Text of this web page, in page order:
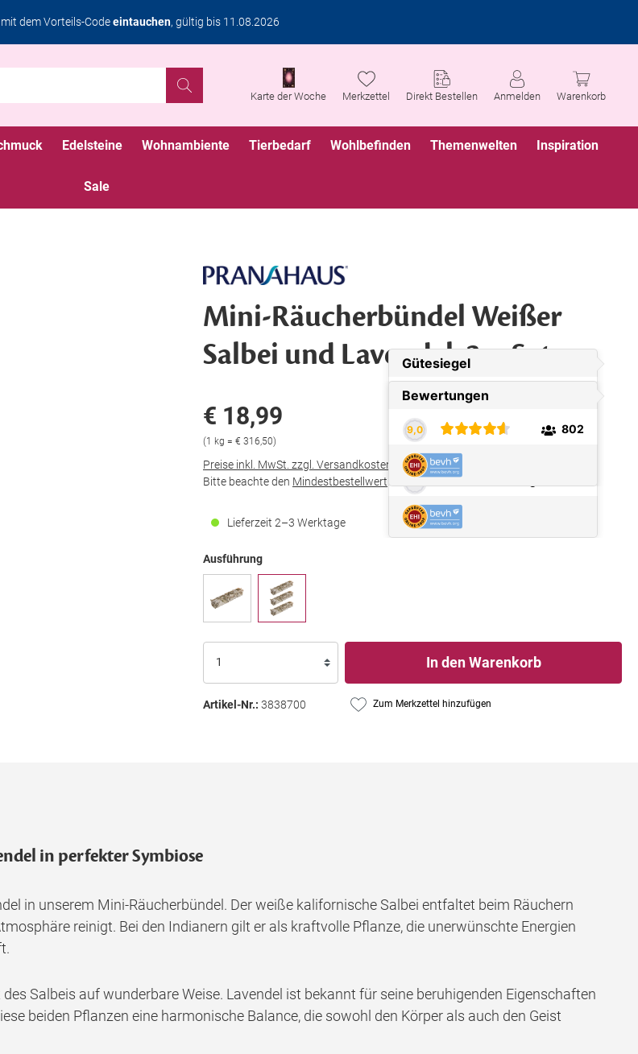
dem Vorteils-Codeeintauchen, gültig bis 11.08.2026
Karte der Woche Merkzettel Direkt Bestellen Anmelden Warenkorb
Edelsteine Wohnambiente Tierbedarf Wohlbefinden Themenwelten Inspiration
Sale
Mini-Räucherbündel Weißer
Salbei und Lavendel, 3er Set
€ 18,99
(1 kg = € 316,50)
Preise inkl. MwSt. zzgl. Versandkosten
Bitte beachte den Mindestbestellwert in Höhe von€ 25,00
Lieferzeit 2–3 Werktage
Ausführung
In den Warenkorb
Artikel-Nr.: 3838700 Zum Merkzettel hinzufügen
in perfekter Symbiose
in unserem Mini-Räucherbündel. Der weiße kalifornische Salbei entfaltet beim Räuchern
reinigt. Bei den Indianern gilt er als kraftvolle Pflanze, die unerwünschte Energien
Salbeis auf wunderbare Weise. Lavendel ist bekannt für seine beruhigenden Eigenschaften
beiden Pflanzen eine harmonische Balance, die sowohl den Körper als auch den Geist